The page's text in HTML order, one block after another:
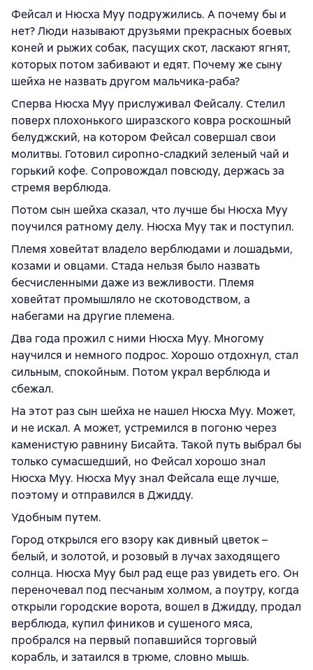
Фейсал и Нюсха Муу подружились. А почему бы и
нет? Люди называют друзьями прекрасных боевых
коней и рыжих собак, пасущих скот, ласкают ягнят,
которых потом забивают и едят. Почему же сыну
шейха не назвать другом мальчика-раба?
Сперва Нюсха Муу прислуживал Фейсалу. Стелил
поверх плохонького ширазского ковра роскошный
белуджский, на котором Фейсал совершал свои
молитвы. Готовил сиропно-сладкий зеленый чай и
горький кофе. Сопровождал повсюду, держась за
стремя верблюда.
Потом сын шейха сказал, что лучше бы Нюсха Муу
поучился ратному делу. Нюсха Муу так и поступил.
Племя ховейтат владело верблюдами и лошадьми,
козами и овцами. Стада нельзя было назвать
бесчисленными даже из вежливости. Племя
ховейтат промышляло не скотоводством, а
набегами на другие племена.
Два года прожил с ними Нюсха Муу. Многому
научился и немного подрос. Хорошо отдохнул, стал
сильным, спокойным. Потом украл верблюда и
сбежал.
На этот раз сын шейха не нашел Нюсха Муу. Может,
и не искал. А может, устремился в погоню через
каменистую равнину Бисайта. Такой путь выбрал бы
только сумасшедший, но Фейсал хорошо знал
Нюсха Муу. Нюсха Муу знал Фейсала еще лучше,
поэтому и отправился в Джидду.
Удобным путем.
Город открылся его взору как дивный цветок –
белый, и золотой, и розовый в лучах заходящего
солнца. Нюсха Муу был рад еще раз увидеть его. Он
переночевал под песчаным холмом, а поутру, когда
открыли городские ворота, вошел в Джидду, продал
верблюда, купил фиников и сушеного мяса,
пробрался на первый попавшийся торговый
корабль, и затаился в трюме, словно мышь.